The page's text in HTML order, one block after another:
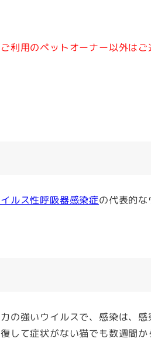
用のペットオーナー以外はご
ルス性呼吸器感染症の代表的
強いウイルスで、感染は、
して症状がない猫でも数週間